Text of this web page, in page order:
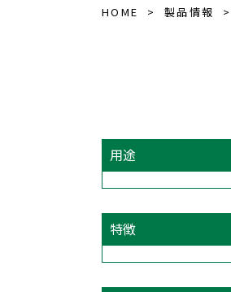
HOME 製品情報
用途
特徴